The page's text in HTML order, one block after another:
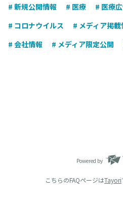
# 新規公開情報 # 医療 # 医療
# コロナウイルス
# メディア掲載
# 会社情報
# メディア限定公開
Powered by
こちらのFAQページはTayori